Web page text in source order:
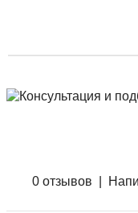
0 отзывов